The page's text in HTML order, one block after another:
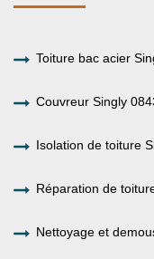
Toiture bac acier
Couvreur Singly
Isolation de toiture
Réparation de
Nettoyage et